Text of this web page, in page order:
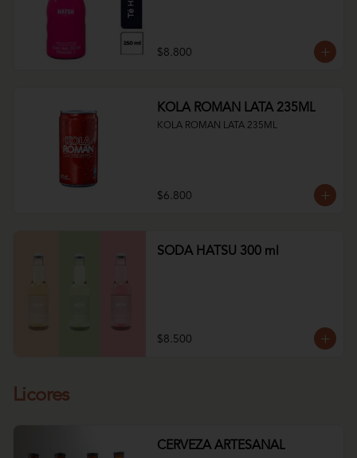
$8.800
KOLA ROMAN LATA 235ML
KOLA ROMAN LATA 235ML
$6.800
SODA HATSU 300 ml
$8.500
Licores
CERVEZA ARTESANAL